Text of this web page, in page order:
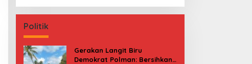
Politik
Gerakan Langit Biru
Demokrat Polman: Bersihkan